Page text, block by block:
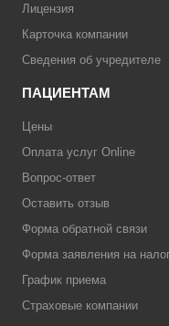
Лицензия
Карточка компании
Сведения об учредителе
ПАЦИЕНТАМ
Цены
Оплата услуг Online
Вопрос-ответ
Оставить отзыв
Форма обратной связи
Форма заявления на
График приема
Страховые компании